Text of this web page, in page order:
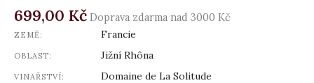
699,00 Kč Doprava zdarma nad 3000 Kč
ZEMĚ: Francie
OBLAST: Jižní Rhôna
VINAŘSTVÍ: Domaine de La Solitude